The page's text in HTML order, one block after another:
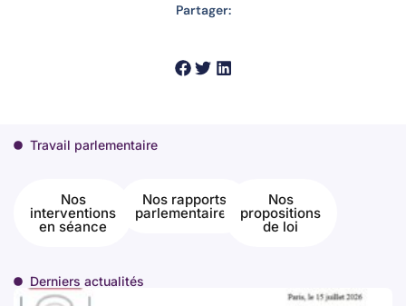
Partager:
Travail parlementaire
Nos
interventions
en séance
Nos rapports
parlementaires
Nos
propositions
de loi
Derniers actualités